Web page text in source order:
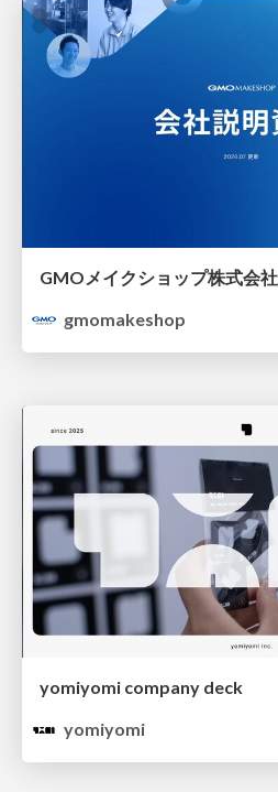
GMOメイクショップ株式会
gmomakeshop
yomiyomi company deck
yomiyomi